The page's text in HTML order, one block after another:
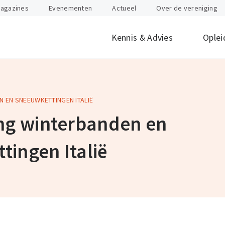
Kennis & Advies
Internationaal
ondernemen
Btw
Gevaarlijke stoffen
Logistiek Management
Evenementen Actueel Over de vereniging
EN SNEEUWKETTINGEN ITALIË
winterbanden en
Italië